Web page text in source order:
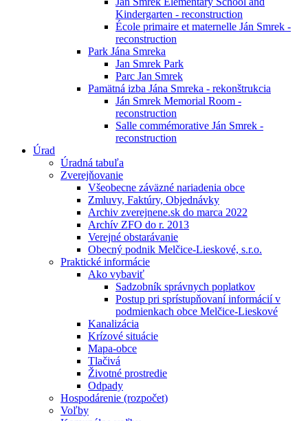
Kindergarten - reconstruction
École primaire et maternelle Ján Smrek -
reconstruction
Park Jána Smreka
Jan Smrek Park
Parc Jan Smrek
Pamätná izba Jána Smreka - rekonštrukcia
Ján Smrek Memorial Room -
reconstruction
Salle commémorative Ján Smrek -
reconstruction
Úrad
Úradná tabuľa
Zverejňovanie
Všeobecne záväzné nariadenia obce
Zmluvy, Faktúry, Objednávky
Archiv zverejnene.sk do marca 2022
Archív ZFO do r. 2013
Verejné obstarávanie
Obecný podnik Melčice-Lieskové, s.r.o.
Praktické informácie
Ako vybaviť
Sadzobník správnych poplatkov
Postup pri sprístupňovaní informácií v
podmienkach obce Melčice-Lieskové
Kanalizácia
Krízové situácie
Mapa-obce
Tlačivá
Životné prostredie
Odpady
Hospodárenie (rozpočet)
Voľby